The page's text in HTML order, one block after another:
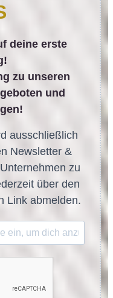
deine erste
zu unseren
und
ausschließlich
Newsletter &
zu
über den
Link abmelden.